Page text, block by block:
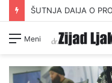
ŠUTNJA DAIJA O
Meni